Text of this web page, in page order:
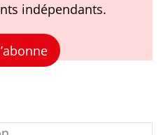
indépendants.